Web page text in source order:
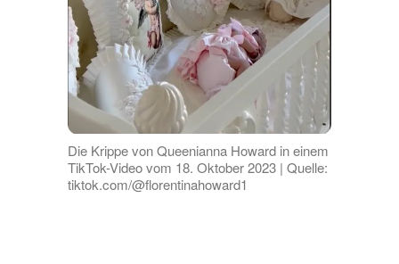
Die Krippe von Queenianna Howard in einem
TikTok-Video vom 18. Oktober 2023 | Quelle:
tiktok.com/@florentinahoward1